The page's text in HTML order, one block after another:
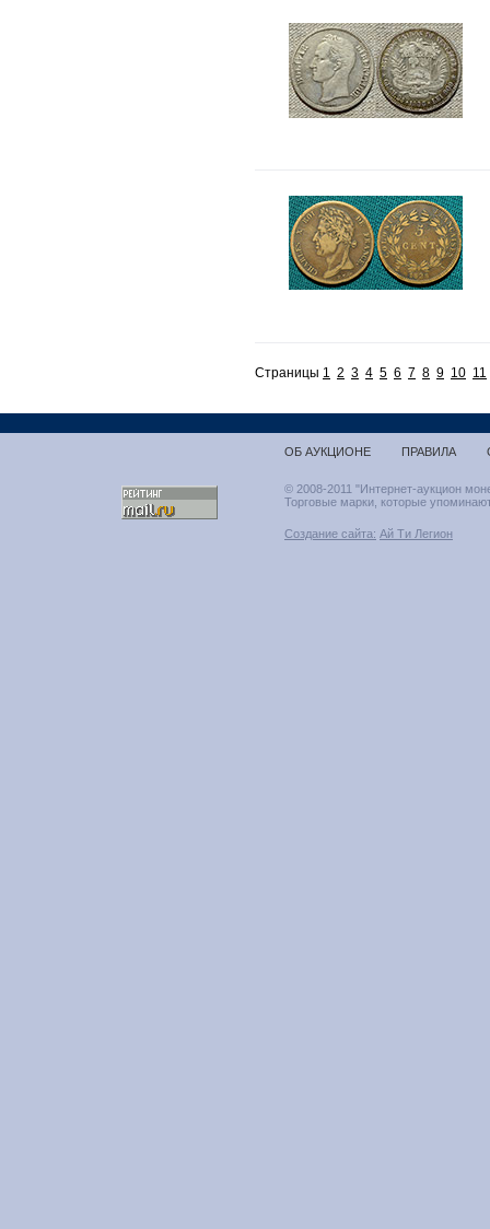
Страницы 1 2 3 4 5 6 7 8 9 10 11
ОБ АУКЦИОНЕ ПРАВИЛА
© 2008-2011 "Интернет-аукцион
Торговые марки, которые
Создание сайта: Ай Ти Легион